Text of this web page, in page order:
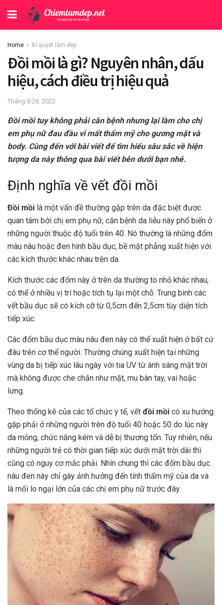
Home Bí quyết làm đẹp
Đồi mồi là gì? Nguyên nhân, dấu
hiệu, cách điều trị hiệu quả
Tháng 9 28, 2022
Đồi mồi tuy không phải căn bệnh nhưng lại làm cho chị
em phụ nữ đau đầu vì mất thẩm mỹ cho gương mặt và
body. Cùng đến với bài viết để tìm hiểu sâu sắc về hiện
tượng da này thông qua bài viết bên dưới bạn nhé.
Định nghĩa về vết đồi mồi
Đồi mồi là một vấn đề thường gặp trên da đặc biệt được
quan tâm bởi chị em phụ nữ, căn bệnh da liễu này phổ biến ở
những người thuộc độ tuổi trên 40. Nó thường là những đốm
màu nâu hoặc đen hình bầu dục, bề mặt phẳng xuất hiện với
các kích thước khác nhau trên da.
Kích thước các đốm này ở trên da thường to nhỏ khác nhau,
có thể ở nhiều vị trí hoặc tích tụ lại một chỗ. Trung bình các
vết bầu dục sẽ có kích cỡ từ 0,5cm đến 2,5cm tùy diện tích
tiếp xúc.
Các đốm bầu dục màu nâu đen này có thể xuất hiện ở bất cứ
đâu trên cơ thể người. Thường chúng xuất hiện tại những
vùng da bị tiếp xúc lâu ngày với tia UV từ ánh sáng mặt trời
mà không được che chắn như mặt, mu bàn tay, vai hoặc
lưng.
Theo thống kê của các tổ chức y tế, vết đồi mồi có xu hướng
gặp phải ở những người trên độ tuổi 40 hoặc 50 do lúc này
da mỏng, chức năng kém và dễ bị thương tổn. Tuy nhiên, nếu
những người trẻ có thời gian tiếp xúc dưới mặt trời dài thì
cũng có nguy cơ mắc phải. Nhìn chung thì các đốm bầu dục
nâu đen này chỉ gây ảnh hưởng đến tính thẩm mỹ của da và
là mối lo ngại lớn của các chị em phụ nữ trước đây.